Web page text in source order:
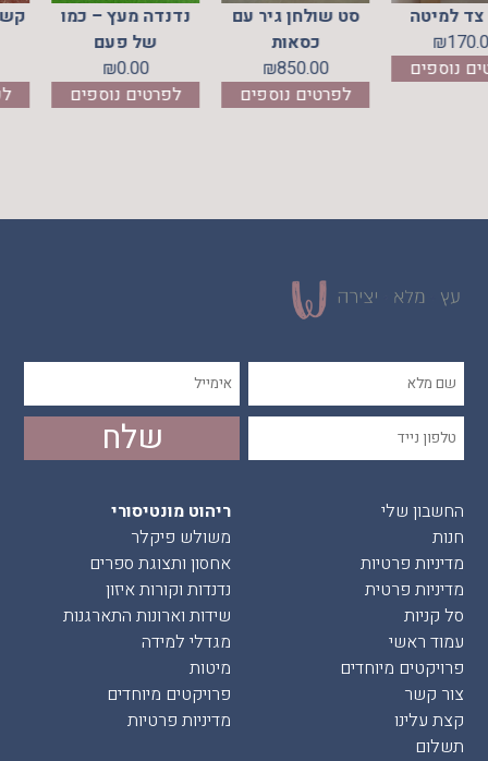
סט שולחן גיר עם
כסאות
₪850.00
לפרטים נוספים
מדף צד למיטה
₪170.00
לפרטים נוספים
₪
החשבון שלי
חנות
מדיניות פרטיות
מדיניות פרטית
סל קניות
עמוד ראשי
פרויקטים מיוחדים
צור קשר
קצת עלינו
תשלום
ריהוט מונטיסורי
משולש פיקלר
אחסון ותצוגת ספרים
נדנדות וקורות איזון
שידות וארונות התארגנות
מגדלי למידה
מיטות
פרויקטים מיוחדים
מדיניות פרטיות